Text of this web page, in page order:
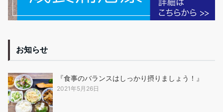
お知らせ
『食事のバランスはしっかり摂りましょう！』
2021年5月26日